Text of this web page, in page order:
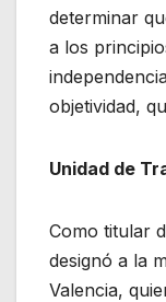
determinar
a los
objetividad,
Unidad de
Como titular
designó a la
Valencia,